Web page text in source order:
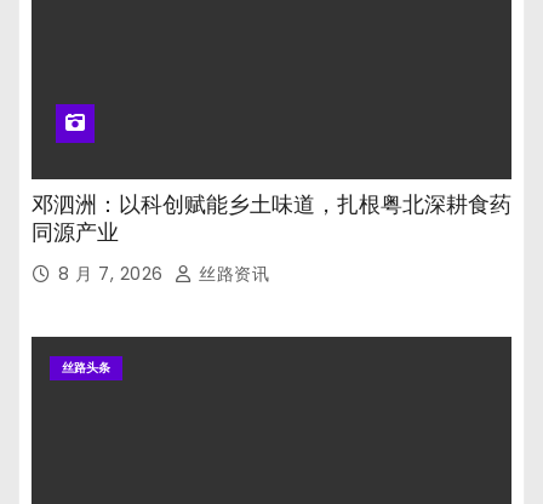
邓泗洲：以科创赋能乡土味道，扎根粤北深耕食药
同源产业
8 月 7, 2026 丝路资讯
丝路头条